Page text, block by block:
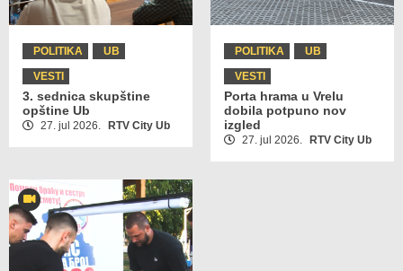
POLITIKA
UB
VESTI
3. sednica skupštine
opštine Ub
27. jul 2026. RTV City Ub
POLITIKA
UB
VESTI
Porta hrama u Vrelu
dobila potpuno nov
izgled
27. jul 2026. RTV City Ub